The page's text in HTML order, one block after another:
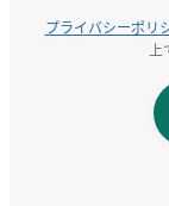
プライバシーポリ